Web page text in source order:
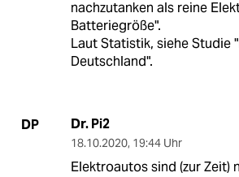
nachzutanken als reine
Batteriegröße".
Laut Statistik, siehe Studie
Deutschland".
DP Dr. Pi2
18.10.2020, 19:44 Uhr
Elektroautos sind (zur Zeit)